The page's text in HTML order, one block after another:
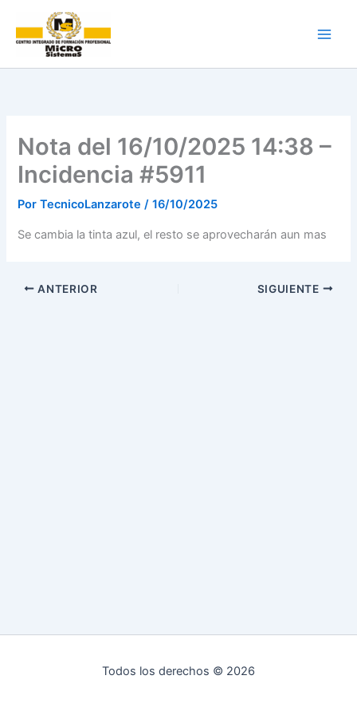
contenido
Nota del 16/10/2025 14:38 –
Incidencia #5911
PorTecnicoLanzarote/16/10/2025
Se cambia la tinta azul, el resto se aprovecharán aun mas
ANTERIOR SIGUIENTE
Todos los derechos © 2026